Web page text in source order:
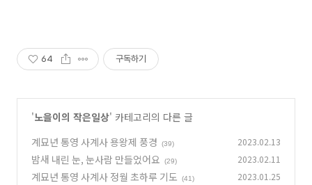
64 구독하기
'노을이의 작은일상' 카테고리의 다른 글
계묘년 통영 사계사 용왕제 풍경
(39) 2023.02.13
밤새 내린 눈, 눈사람 만들었어요 (29) 2023.02.11
계묘년 통영 사계사 정월 초하루 기도 (41) 2023.01.25